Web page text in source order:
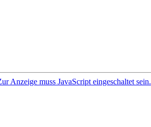
Anzeige muss JavaScript eingeschaltet sein.